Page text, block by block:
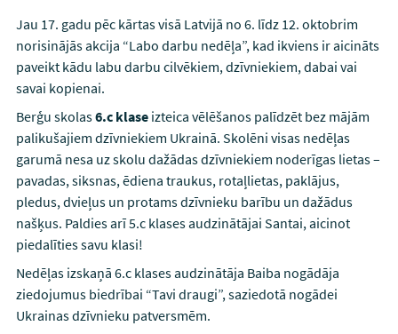
Jau 17. gadu pēc kārtas visā Latvijā no 6. līdz 12. oktobrim
norisinājās akcija “Labo darbu nedēļa”, kad ikviens ir aicināts
paveikt kādu labu darbu cilvēkiem, dzīvniekiem, dabai vai
savai kopienai.
Berģu skolas6.c klaseizteica vēlēšanos palīdzēt bez mājām
palikušajiem dzīvniekiem Ukrainā. Skolēni visas nedēļas
garumā nesa uz skolu dažādas dzīvniekiem noderīgas lietas –
pavadas, siksnas, ēdiena traukus, rotaļlietas, paklājus,
pledus, dvieļus un protams dzīvnieku barību un dažādus
našķus. Paldies arī 5.c klases audzinātājai Santai, aicinot
piedalīties savu klasi!
Nedēļas izskaņā 6.c klases audzinātāja Baiba nogādāja
ziedojumus biedrībai “Tavi draugi”, saziedotā nogādei
Ukrainas dzīvnieku patversmēm.